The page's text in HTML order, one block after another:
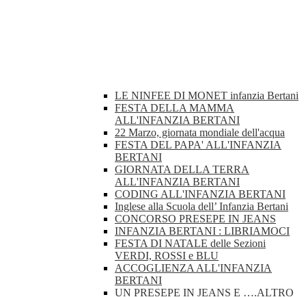
LE NINFEE DI MONET infanzia Bertani
FESTA DELLA MAMMA
ALL'INFANZIA BERTANI
22 Marzo, giornata mondiale dell'acqua
FESTA DEL PAPA' ALL'INFANZIA
BERTANI
GIORNATA DELLA TERRA
ALL'INFANZIA BERTANI
CODING ALL'INFANZIA BERTANI
Inglese alla Scuola dell’ Infanzia Bertani
CONCORSO PRESEPE IN JEANS
INFANZIA BERTANI : LIBRIAMOCI
FESTA DI NATALE delle Sezioni
VERDI, ROSSI e BLU
ACCOGLIENZA ALL'INFANZIA
BERTANI
UN PRESEPE IN JEANS E ….ALTRO